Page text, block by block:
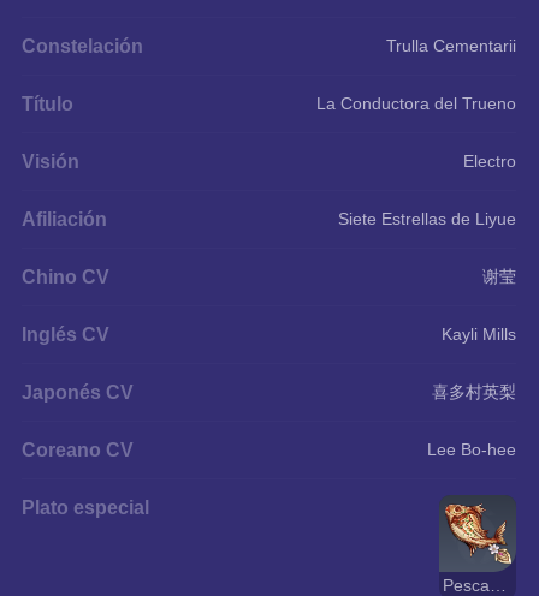
Constelación Trulla Cementarii
Título La Conductora del Trueno
Visión Electro
Afiliación Siete Estrellas de Liyue
Chino CV 谢莹
Inglés CV Kayli Mills
Japonés CV 喜多村英梨
Coreano CV Lee Bo-hee
Plato especial
Pescado a la parrilla del superviviente